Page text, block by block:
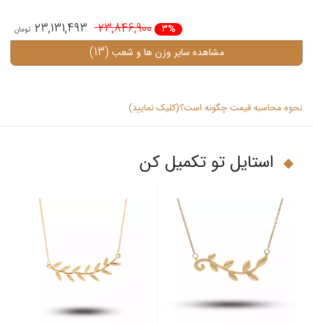
3%
23,846,900
23,131,493
مشاهده سایر وزن ها و شعب (13)
نحوه محاسبه قیمت چگونه است؟(کلیک نمایید)
استایل تو تکمیل کن